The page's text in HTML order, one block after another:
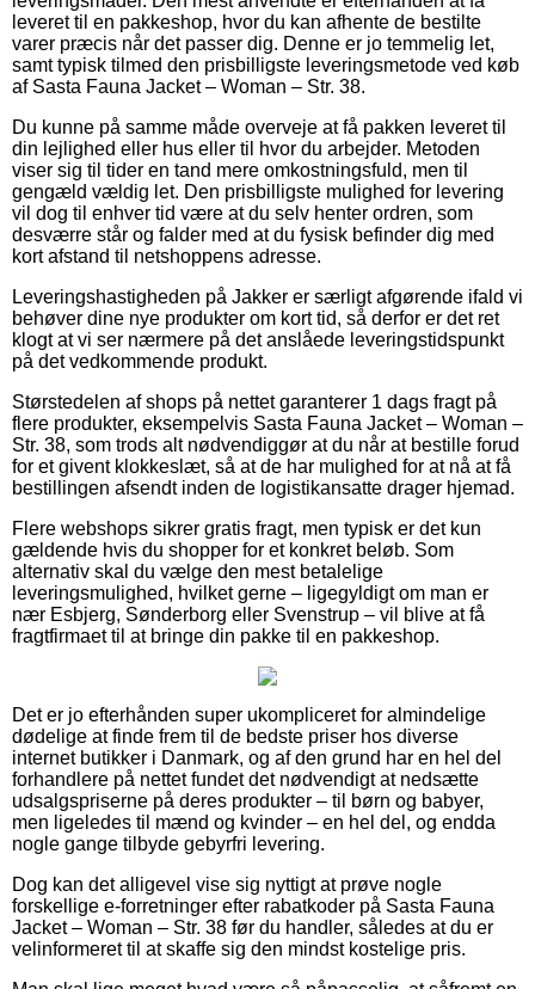
leveret til en pakkeshop, hvor du kan afhente de bestilte
varer præcis når det passer dig. Denne er jo temmelig let,
samt typisk tilmed den prisbilligste leveringsmetode ved køb
af Sasta Fauna Jacket – Woman – Str. 38.
Du kunne på samme måde overveje at få pakken leveret til
din lejlighed eller hus eller til hvor du arbejder. Metoden
viser sig til tider en tand mere omkostningsfuld, men til
gengæld vældig let. Den prisbilligste mulighed for levering
vil dog til enhver tid være at du selv henter ordren, som
desværre står og falder med at du fysisk befinder dig med
kort afstand til netshoppens adresse.
Leveringshastigheden på Jakker er særligt afgørende ifald vi
behøver dine nye produkter om kort tid, så derfor er det ret
klogt at vi ser nærmere på det anslåede leveringstidspunkt
på det vedkommende produkt.
Størstedelen af shops på nettet garanterer 1 dags fragt på
flere produkter, eksempelvis Sasta Fauna Jacket – Woman –
Str. 38, som trods alt nødvendiggør at du når at bestille forud
for et givent klokkeslæt, så at de har mulighed for at nå at få
bestillingen afsendt inden de logistikansatte drager hjemad.
Flere webshops sikrer gratis fragt, men typisk er det kun
gældende hvis du shopper for et konkret beløb. Som
alternativ skal du vælge den mest betalelige
leveringsmulighed, hvilket gerne – ligegyldigt om man er
nær Esbjerg, Sønderborg eller Svenstrup – vil blive at få
fragtfirmaet til at bringe din pakke til en pakkeshop.
Det er jo efterhånden super ukompliceret for almindelige
dødelige at finde frem til de bedste priser hos diverse
internet butikker i Danmark, og af den grund har en hel del
forhandlere på nettet fundet det nødvendigt at nedsætte
udsalgspriserne på deres produkter – til børn og babyer,
men ligeledes til mænd og kvinder – en hel del, og endda
nogle gange tilbyde gebyrfri levering.
Dog kan det alligevel vise sig nyttigt at prøve nogle
forskellige e-forretninger efter rabatkoder på Sasta Fauna
Jacket – Woman – Str. 38 før du handler, således at du er
velinformeret til at skaffe sig den mindst kostelige pris.